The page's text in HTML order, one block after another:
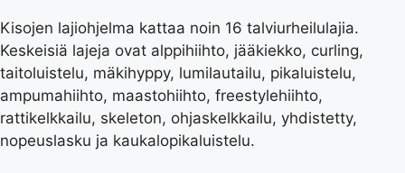
Kisojen lajiohjelma kattaa noin 16 talviurheilulajia.
Keskeisiä lajeja ovat alppihiihto, jääkiekko, curling,
taitoluistelu, mäkihyppy, lumilautailu, pikaluistelu,
ampumahiihto, maastohiihto, freestylehiihto,
rattikelkkailu, skeleton, ohjaskelkkailu, yhdistetty,
nopeuslasku ja kaukalopikaluistelu.